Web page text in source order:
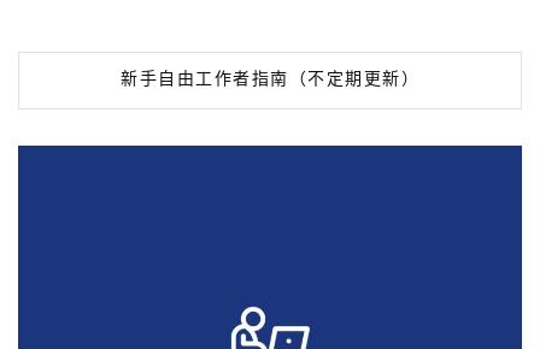
新手自由工作者指南（不定期更新）